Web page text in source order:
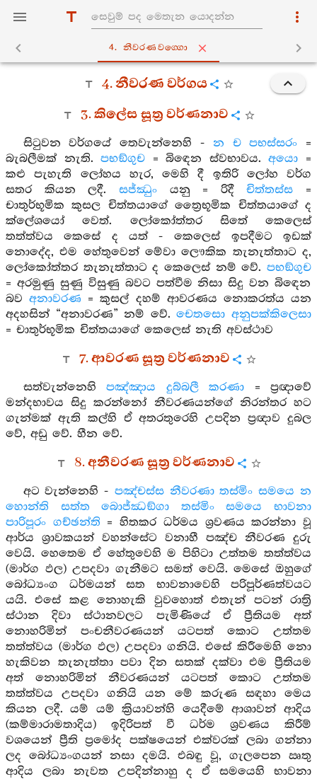
4. නීවරණවග‍්ගො
4. නීවරණ වර්ගය
3. කිලේස සූත්‍ර වර්ණනාව
සිටුවන වර්ගයේ තෙවැන්නෙහි -න ච පභස්සරං =
බැබලීමක් නැති.පභඞ්ගුච = බිඳෙන ස්වභාවය.අයො =
කළු පැහැති ලෝහය හැර, මෙහි දී ඉතිරි ලෝහ වර්ග
සතර කියන ලදී. සජ්ඣුංයනු = රිදීචිත්තස්ස =
චාතුර්භූමික කුසල චිත්තයාගේ ත්‍රෛභූමික චිත්තයාගේ ද
ක්ලේශයෝ වෙත්. ලෝකෝත්තර සිතේ කෙලෙස්
තත්ත්වය කෙසේ ද යත් - කෙලෙස් ඉපදීමට ඉඩක්
නොදේද, එම හේතුවෙන් මේවා ලෞකික තැනැත්තාට ද,
ලෝකෝත්තර තැනැත්තාට ද කෙලෙස් නම් වේ. පභඞ්ගුච
= අරමුණු සුණු විසුණු බවට පත්වීම නිසා සිදු වන බිඳෙන
බවඅනාවරණ = කුසල් දහම් ආවරණය නොකරත්ය යන
අදහසින් “අනාවරණ” නම් වේ.චෙතසො අනුපක්කිලෙසා
= චාතුර්භූමික චිත්තයාගේ කෙලෙස් නැති අවස්ථාව
7. ආවරණ සූත්‍ර වර්ණනාව
සත්වැන්නෙහිපඤ්ඤාය දුබ්බලී කරණා = ප්‍රඥාවේ
මන්දභාවය සිදු කරන්නෝ නීවරණයන්ගේ නිරන්තර හට
ගැන්මක් ඇති කල්හි ඒ අතරතුරෙහි උපදින ප්‍රඥාව දුබල
වේ, අඩු වේ. හීන වේ.
8. අනීවරණ සූත්‍ර වර්ණනාව
අට වැන්නෙහි - පඤ්චස්ස නීවරණා තස්මිං සමයෙ න
හොන්ති සත්ත බොජ්ඣඞ්ගා තස්මිං සමයෙ භාවනා
පාරිපූරං ගච්ඡන්ති = හිතකර ධර්මය ශ්‍රවණය කරන්නා වූ
ආර්ය ශ්‍රාවකයන් වහන්සේට වනාහී පඤ්ච නීවරණ දුරු
වෙයි. හෙතෙම ඒ හේතුවෙහි ම පිහිටා උත්තම තත්ත්වය
(මාර්ග ඵල) උපදවා ගැනීමට සමත් වෙයි. මෙසේ ඔහුගේ
බෝධ්‍යංග ධර්මයන් සත භාවනාවෙහි පරිපූර්ණත්වයට
යයි. එසේ කළ නොහැකි වුවහොත් එතැන් පටන් රාත්‍රි
ස්ථාන දිවා ස්ථානවලට පැමිණියේ ඒ ප්‍රීතියම අත්
නොහරිමින් පංචනීවරණයන් යටපත් කොට උත්තම
තත්ත්වය (මාර්ග ඵල) උපදවා ගනියි. එසේ කිරීමෙහි නො
හැකිවන තැනැත්තා පවා දින සතක් දක්වා එම ප්‍රීතියම
අත් නොහරිමින් නීවරණයන් යටපත් කොට උත්තම
තත්ත්වය උපදවා ගනියි යන මේ කරුණ සඳහා මෙය
කියන ලදී. යම් යම් ක්‍රියාවන්හි යෙදීමේ ආශාවන් ආදිය
(කම්මාරාමතාදිය) ඉදිරිපත් වී ධර්ම ශ්‍රවණය කිරීම්
වශයෙන් ප්‍රීති ප්‍රමෝද පක්ෂයෙන් එක්වරක් ලබා ගන්නා
ලද බෝධ්‍යංගයන් නසා දමයි. එබඳු වූ, ගැලපෙන ඍතු
ආදිය ලබා නැවත උපදින්නාහු ද ඒ සමයෙහි භාවනා